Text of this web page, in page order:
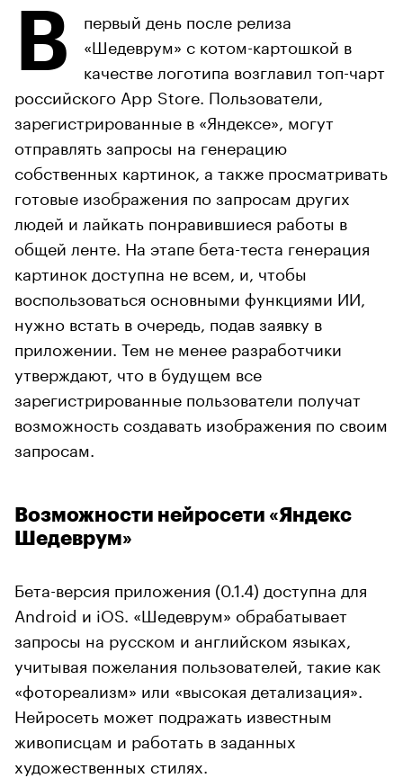
В
первый день после релиза
«Шедеврум» с котом-картошкой в
качестве логотипа возглавил топ-чарт
российского App Store. Пользователи,
зарегистрированные в «Яндексе», могут
отправлять запросы на генерацию
собственных картинок, а также просматривать
готовые изображения по запросам других
людей и лайкать понравившиеся работы в
общей ленте. На этапе бета-теста генерация
картинок доступна не всем, и, чтобы
воспользоваться основными функциями ИИ,
нужно встать в очередь, подав заявку в
приложении. Тем не менее разработчики
утверждают, что в будущем все
зарегистрированные пользователи получат
возможность создавать изображения по своим
запросам.
Возможности нейросети «Яндекс
Шедеврум»
Бета-версия приложения (0.1.4) доступна для
Android и iOS. «Шедеврум» обрабатывает
запросы на русском и английском языках,
учитывая пожелания пользователей, такие как
«фотореализм» или «высокая детализация».
Нейросеть может подражать известным
живописцам и работать в заданных
художественных стилях.